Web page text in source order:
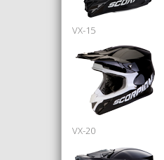
VX-15
VX-20